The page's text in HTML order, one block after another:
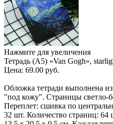
Нажмите для увеличения
Тетрадь (A5) «Van Gogh»,
Цена: 69.00 руб.
Обложка тетради выполнена
"под кожу". Страницы светло-
Переплет: сшивка по
32 шт. Количество страниц: 64